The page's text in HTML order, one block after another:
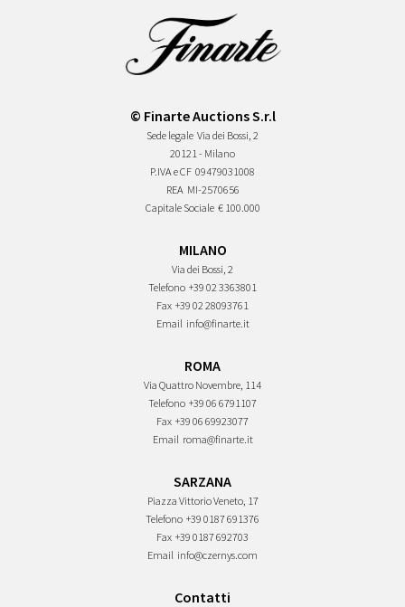
© Finarte Auctions S.r.l
Sede legale Via dei Bossi, 2
20121 - Milano
P.IVA e CF 09479031008
REA MI-2570656
Capitale Sociale € 100.000
MILANO
Via dei Bossi, 2
Telefono +39 02 3363801
Fax +39 02 28093761
Email info@finarte.it
ROMA
Via Quattro Novembre, 114
Telefono +39 06 6791107
Fax +39 06 69923077
Email roma@finarte.it
SARZANA
Piazza Vittorio Veneto, 17
Telefono +39 0187 691376
Fax +39 0187 692703
Email info@czernys.com
Contatti